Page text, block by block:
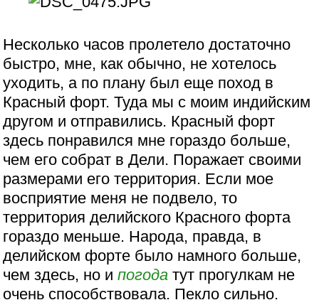
Несколько часов пролетело достаточно
быстро, мне, как обычно, не хотелось
уходить, а по плану был еще поход в
Красный форт. Туда мы с моим индийским
другом и отправились. Красный форт
здесь понравился мне гораздо больше,
чем его собрат в Дели. Поражает своими
размерами его территория. Если мое
восприятие меня не подвело, то
территория делийского Красного форта
гораздо меньше. Народа, правда, в
делийском форте было намного больше,
чем здесь, но ипогода тут прогулкам не
очень способствовала. Пекло сильно.